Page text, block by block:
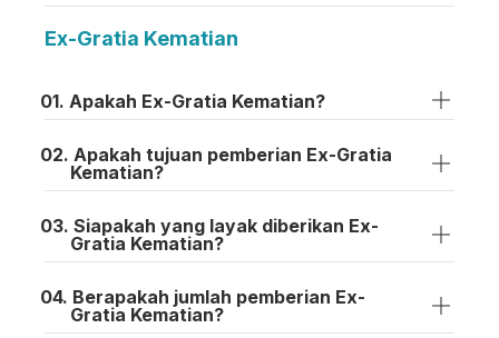
Ex-Gratia Kematian
Apakah Ex-Gratia Kematian?
Apakah tujuan pemberian Ex-Gratia
Kematian?
Siapakah yang layak diberikan Ex-
Gratia Kematian?
Berapakah jumlah pemberian Ex-
Gratia Kematian?